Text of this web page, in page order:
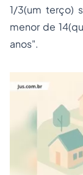
1/3(um terço)
menor de
anos".